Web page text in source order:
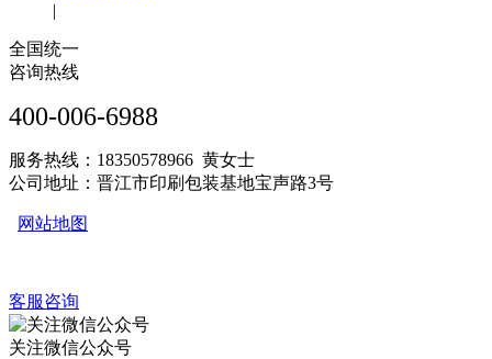
|
全国统一
咨询热线
400-006-6988
服务热线：18350578966 黄女士
公司地址：晋江市印刷包装基地宝声路3号
网站地图
客服咨询
关注微信公众号